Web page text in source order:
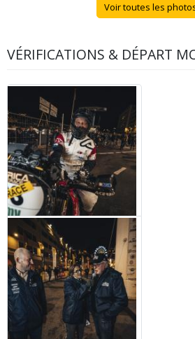
Voir toutes les
VÉRIFICATIONS & DÉPART